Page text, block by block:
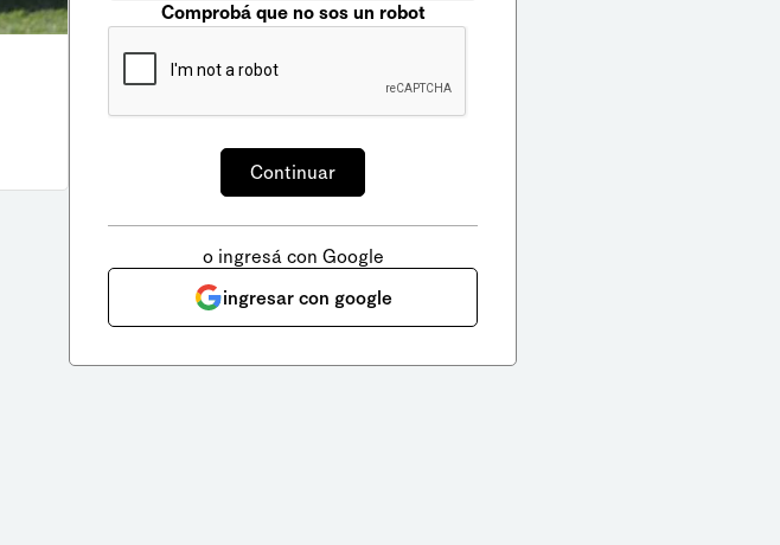
Comprobá que no sos un robot
o ingresá con Google
ingresar con google